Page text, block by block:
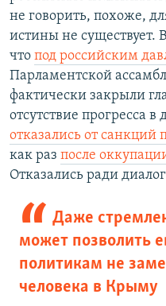
не говорить, похоже,
истины не существует.
что под российским
Парламентской
фактически закрыли
отсутствие прогресса
отказались от санкций
как раз после
Отказались ради
Даже
может позволить
политикам не
человека в Крыму